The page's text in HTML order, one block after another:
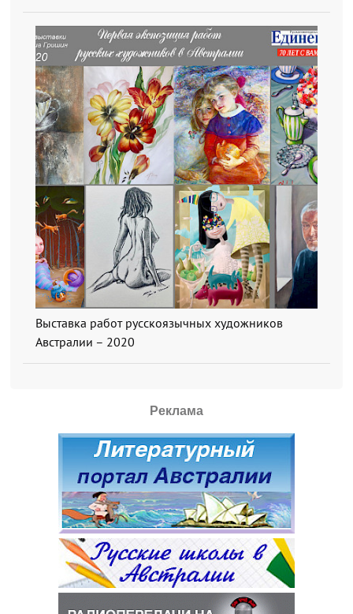
Выставка работ русскоязычных художников
Австралии – 2020
Реклама